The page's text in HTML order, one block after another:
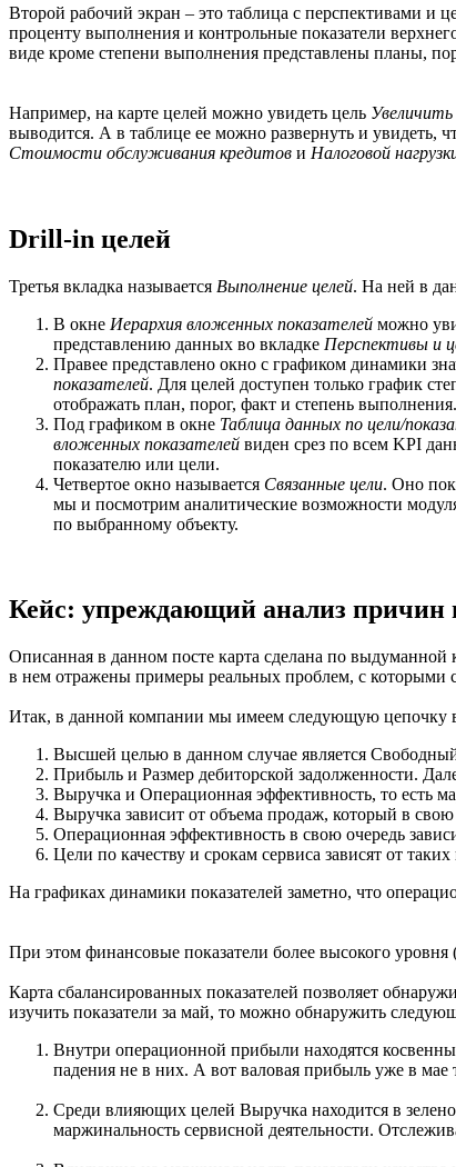
Второй рабочий экран – это таблица с перспективами и
проценту выполнения и контрольные показатели
виде кроме степени выполнения представлены планы,
Например, на карте целей можно увидеть цель
выводится. А в таблице ее можно развернуть и увидеть,
Стоимости обслуживания кредитов и Налоговой
Drill-in целей
Третья вкладка называется Выполнение целей. На ней в
В окне Иерархия вложенных показателей можно
представлению данных во вкладке Перспективы и
Правее представлено окно с графиком динамики
показателей. Для целей доступен только график
отображать план, порог, факт и степень выполнения.
Под графиком в окне Таблица данных по цели/
вложенных показателей виден срез по всем KPI
показателю или цели.
Четвертое окно называется Связанные цели. Оно
мы и посмотрим аналитические возможности
по выбранному объекту.
Кейс: упреждающий анализ причин
Описанная в данном посте карта сделана по выдуманной
в нем отражены примеры реальных проблем, с которыми
Итак, в данной компании мы имеем следующую цепочку
Высшей целью в данном случае является
Прибыль и Размер дебиторской задолженности.
Выручка и Операционная эффективность, то есть
Выручка зависит от объема продаж, который в
Операционная эффективность в свою очередь
Цели по качеству и срокам сервиса зависят от
На графиках динамики показателей заметно, что
При этом финансовые показатели более высокого
Карта сбалансированных показателей позволяет
изучить показатели за май, то можно обнаружить
Внутри операционной прибыли находятся
падения не в них. А вот валовая прибыль уже в
Среди влияющих целей Выручка находится в
маржинальность сервисной деятельности.